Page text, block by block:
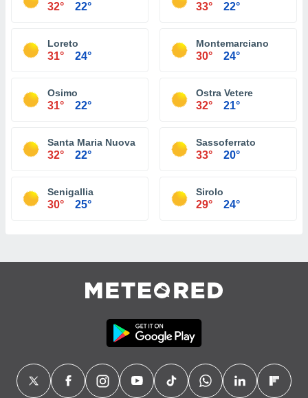
32° 22° 33° 22°
Loreto
31° 24°
Montemarciano
30° 24°
Osimo
31° 22°
Ostra Vetere
32° 21°
Santa Maria Nuova
32° 22°
Sassoferrato
33° 20°
Senigallia
30° 25°
Sirolo
29° 24°